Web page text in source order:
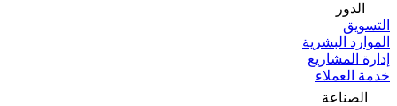
الدور
التسويق
الموارد البشرية
إدارة المشاريع
خدمة العملاء
الصناعة